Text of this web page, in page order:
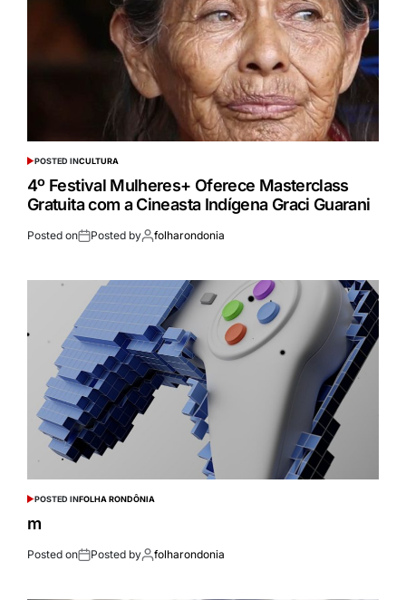
POSTED INCULTURA
4º Festival Mulheres+ Oferece Masterclass
Gratuita com a Cineasta Indígena Graci Guarani
Posted on Posted by folharondonia
POSTED INFOLHA RONDÔNIA
m
Posted on Posted by folharondonia